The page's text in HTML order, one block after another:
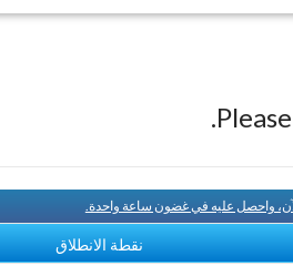
Please
واحصل عليه في غضون ساعة واحدة.
نقطة الانطلاق